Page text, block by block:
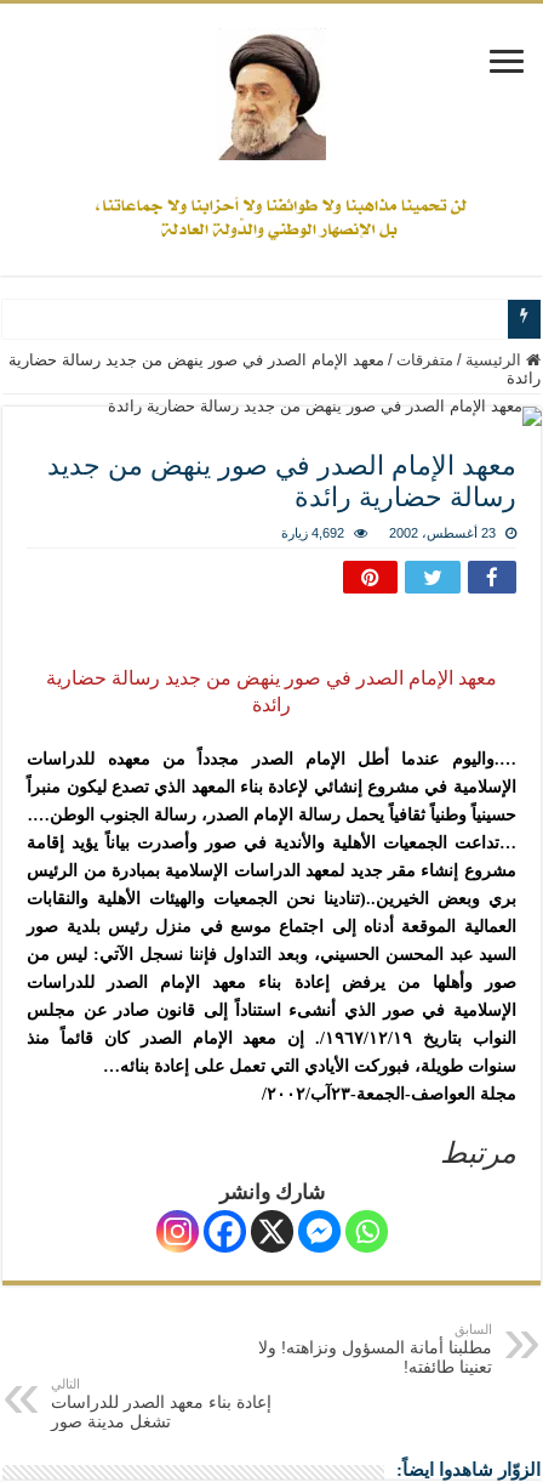
www.alamine.net
مواقف وآراء العلاّمة السيد علي الأمين من الأحداث والقضايا - اضغط للاطلاع
علاقات المذاهب والأديان لا يجوز أن تكون على حساب الأوطان
لن تحمينا مذاهبنا ولا طوائفنا ولا أحزابنا ولا جماعاتنا، بل الإنصهار الوطني والدولة
ليست المنفعة تأتي من إسلامية النّظام كما لا تأتي المضرة من مسيحية النظام
نسج العلاقة مع الآخر تكون من خلال منظومة القيم و المبادئ الانسانية التي تجعل
الرئيسية / متفرقات / معهد الإمام الصدر في صور ينهض من جديد رسالة حضارية
رائدة
معهد الإمام الصدر في صور ينهض من جديد
رسالة حضارية رائدة
23 أغسطس، 2002 4,692 زيارة
معهد الإمام الصدر في صور ينهض من جديد رسالة حضارية
رائدة
….واليوم عندما أطل الإمام الصدر مجدداً من معهده للدراسات
الإسلامية في مشروع إنشائي لإعادة بناء المعهد الذي تصدع ليكون منبراً
حسينياً وطنياً ثقافياً يحمل رسالة الإمام الصدر، رسالة الجنوب الوطن….
…تداعت الجمعيات الأهلية والأندية في صور وأصدرت بياناً يؤيد إقامة
مشروع إنشاء مقر جديد لمعهد الدراسات الإسلامية بمبادرة من الرئيس
بري وبعض الخيرين..(تنادينا نحن الجمعيات والهيئات الأهلية والنقابات
العمالية الموقعة أدناه إلى اجتماع موسع في منزل رئيس بلدية صور
السيد عبد المحسن الحسيني، وبعد التداول فإننا نسجل الآتي: ليس من
صور وأهلها من يرفض إعادة بناء معهد الإمام الصدر للدراسات
الإسلامية في صور الذي أنشىء استناداً إلى قانون صادر عن مجلس
النواب بتاريخ ١٩٦٧/١٢/١٩/. إن معهد الإمام الصدر كان قائماً منذ
سنوات طويلة، فبوركت الأيادي التي تعمل على إعادة بنائه…
مجلة العواصف-الجمعة-٢٣آب/٢٠٠٢/
مرتبط
شارك وانشر
السابق
مطلبنا أمانة المسؤول ونزاهته! ولا
تعنينا طائفته!
التالي
إعادة بناء معهد الصدر للدراسات
تشغل مدينة صور
الزوّار شاهدوا ايضاً: